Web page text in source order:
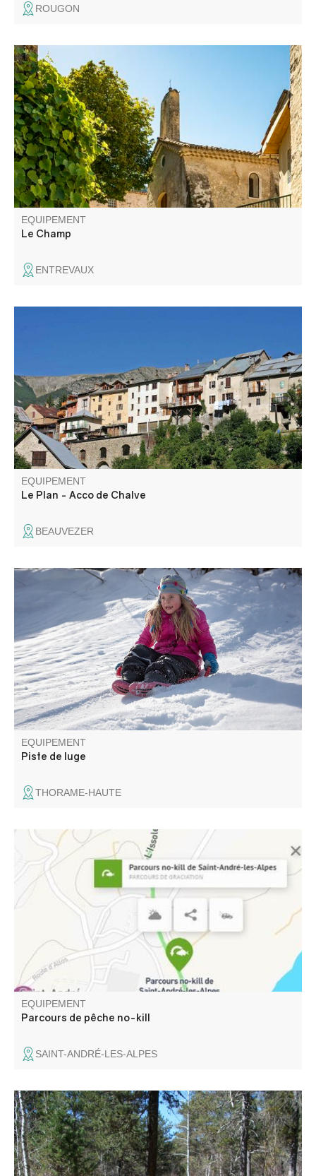
ROUGON
Balade à la découverte du hameau du Champ offrant de
jolis points de vue sur le village d'Entrevaux et sa
Citadelle.
EQUIPEMENT
Le Champ
ENTREVAUX
découverte du joli village de Villars - Heyssier.
EQUIPEMENT
Le Plan - Acco de Chalve
BEAUVEZER
Un espace luge au départ des pistes nordiques, face au
parking. Glissades et fous rires garantis ! Location de
luges et casques sur place.
EQUIPEMENT
Piste de luge
THORAME-HAUTE
Sur ce parcours de la confluence de l'Issole au pont de
Méouilles, tous les poissons repartent à l'eau
immédiatement et dans les meilleures conditions. Toutes
techniques autorisées. Hameçon simple sans ardillon ou
ardillon écrasé obligatoire
EQUIPEMENT
Parcours de pêche no-kill
SAINT-ANDRÉ-LES-ALPES
1,2,3,4 , en haut , en bas, à gauche, à droite !!! on saute,
sur un pied, avec les bras...Une petite remise en forme au
calme de la forêt et avec le bruit de la rivière la Chasse
pour vous accompagner.